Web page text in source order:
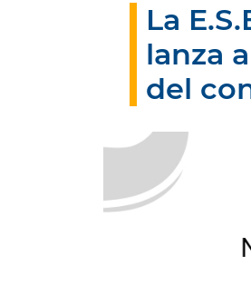
La
lanza
del